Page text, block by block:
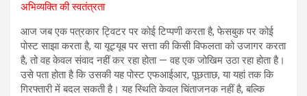
अभिव्यक्ति की स्वतंत्रता
आज जब एक पत्रकार ट्विटर पर कोई टिप्पणी करता है, फेसबुक पर कोई
पोस्ट साझा करता है, या यूट्यूब पर सत्ता की किसी विफलता को उजागर करता
है, तो वह केवल संवाद नहीं कर रहा होता — वह एक जोखिम उठा रहा होता है।
उसे पता होता है कि उसकी यह पोस्ट एफआईआर, पूछताछ, या यहां तक कि
गिरफ्तारी में बदल सकती है। यह स्थिति केवल चिंताजनक नहीं है, बल्कि